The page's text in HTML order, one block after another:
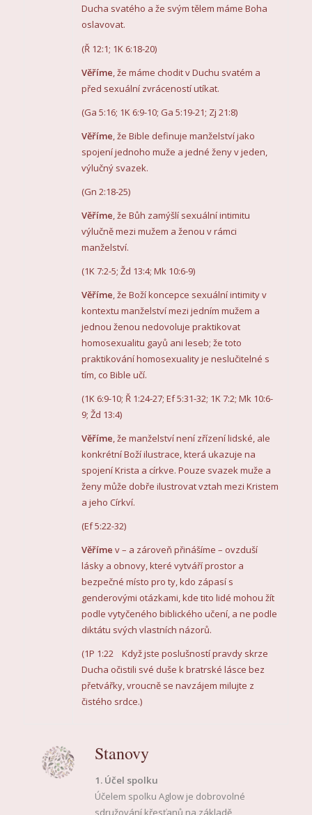
Ducha svatého a že svým tělem máme Boha
oslavovat.
(Ř 12:1; 1K 6:18-20)
Věříme , že máme chodit v Duchu svatém a
před sexuální zvráceností utíkat.
(Ga 5:16; 1K 6:9-10; Ga 5:19-21; Zj 21:8)
Věříme, že Bible definuje manželství jako
spojení jednoho muže a jedné ženy v jeden,
výlučný svazek.
(Gn 2:18-25)
Věříme, že Bůh zamýšlí sexuální intimitu
výlučně mezi mužem a ženou v rámci
manželství.
(1K 7:2-5; Žd 13:4; Mk 10:6-9)
Věříme, že Boží koncepce sexuální intimity v
kontextu manželství mezi jedním mužem a
jednou ženou nedovoluje praktikovat
homosexualitu gayů ani leseb; že toto
praktikování homosexuality je neslučitelné s
tím, co Bible učí.
(1K 6:9-10; Ř 1:24-27; Ef 5:31-32; 1K 7:2; Mk 10:6-
9; Žd 13:4)
Věříme, že manželství není zřízení lidské, ale
konkrétní Boží ilustrace, která ukazuje na
spojení Krista a církve. Pouze svazek muže a
ženy může dobře ilustrovat vztah mezi Kristem
a jeho Církví.
(Ef 5:22-32)
Věříme v – a zároveň přinášíme – ovzduší
lásky a obnovy, které vytváří prostor a
bezpečné místo pro ty, kdo zápasí s
genderovými otázkami, kde tito lidé mohou žít
podle vytyčeného biblického učení, a ne podle
diktátu svých vlastních názorů.
(1P 1:22 Když jste poslušností pravdy skrze
Ducha očistili své duše k bratrské lásce bez
přetvářky, vroucně se navzájem milujte z
čistého srdce.)
Stanovy
1. Účel spolku
Účelem spolku Aglow je dobrovolné
sdružování křesťanů na základě